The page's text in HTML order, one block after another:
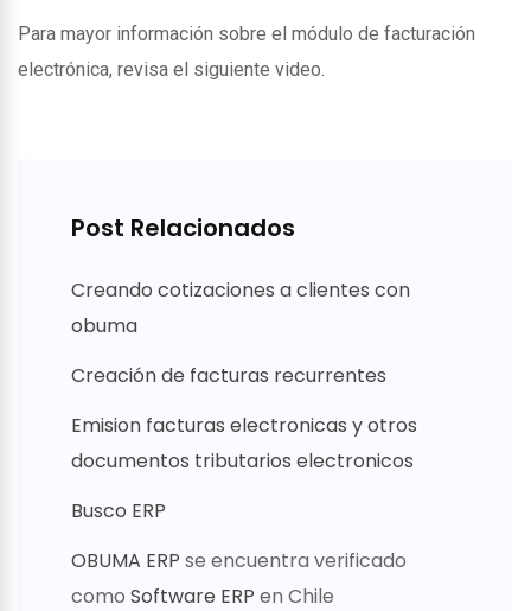
Para mayor información sobre el módulo de facturación
electrónica, revisa el siguiente video.
Post Relacionados
Creando cotizaciones a clientes con
obuma
Creación de facturas recurrentes
Emision facturas electronicas y otros
documentos tributarios electronicos
Busco ERP
OBUMA ERP se encuentra verificado
como Software ERP en Chile